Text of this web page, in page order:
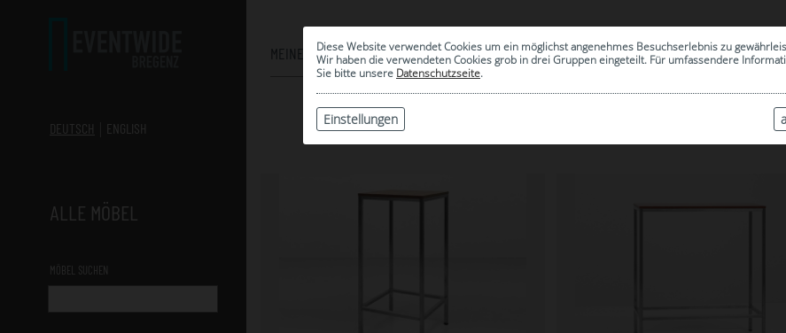
Diese Website verwendet Cookies um ein möglichst angenehmes Besuchserlebnis zu
Wir haben die verwendeten Cookies grob in drei Gruppen eingeteilt. Für umfassendere
Sie bitte unsere Datenschutzseite.
Einstellungen
DEUTSCH ENGLISH
ALLE MÖBEL
MÖBEL SUCHEN
MEINE AUSWAHL
0
| ARCHIV